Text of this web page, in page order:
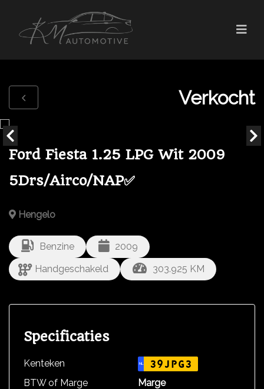
Verkocht
Ford Fiesta 1.25 LPG Wit 2009
5Drs/Airco/NAP✅
Hengelo
Benzine
2009
Handgeschakeld
303.925 KM
Specificaties
Kenteken NL 39JPG3
BTW of Marge
Marge